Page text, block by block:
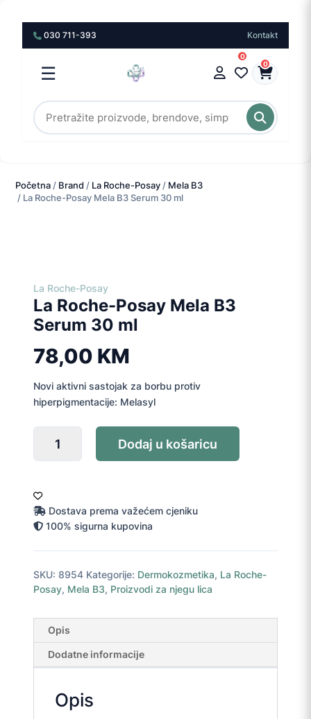
030 711-393 Kontakt
☰
0
0
Početna/ Brand / La Roche-Posay/ Mela B3
/ La Roche-Posay Mela B3 Serum 30 ml
La Roche-Posay
La Roche-Posay Mela B3
Serum 30 ml
78,00 KM
Novi aktivni sastojak za borbu protiv
hiperpigmentacije: Melasyl
Roche-
Posay
B3
Serum
30
količina
Dodaj u košaricu
Dostava prema važećem cjeniku
100% sigurna kupovina
SKU: 8954 Kategorije: Dermokozmetika, La Roche-
Posay, Mela B3, Proizvodi za njegu lica
Opis
Dodatne informacije
Opis